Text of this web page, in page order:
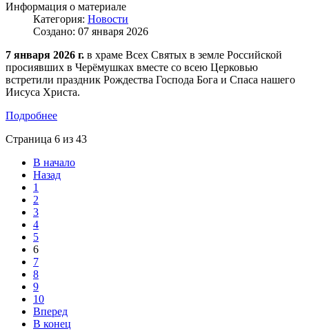
Информация о материале
Категория: Новости
Создано: 07 января 2026
7 января 2026 г. в храме Всех Святых в земле Российской
просиявших в Черёмушках вместе со всею Церковью
встретили праздник Рождества Господа Бога и Спаса нашего
Иисуса Христа.
Подробнее
Страница 6 из 43
В начало
Назад
1
2
3
4
5
6
7
8
9
10
Вперед
В конец